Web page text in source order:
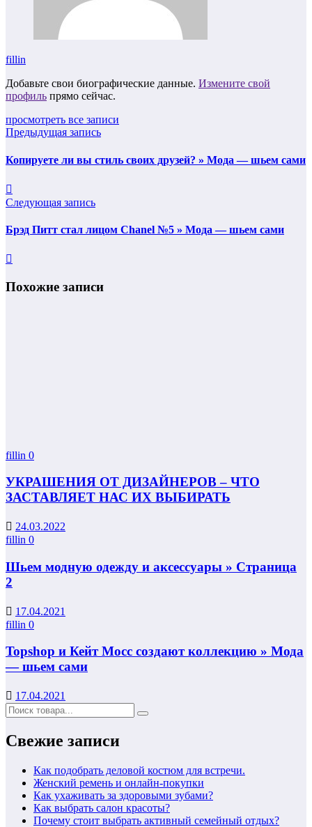
fillin
Добавьте свои биографические данные. Измените свой
профиль прямо сейчас.
просмотреть все записи
Предыдущая запись
Копируете ли вы стиль своих друзей? » Мода — шьем сами
Следующая запись
Брэд Питт стал лицом Chanel №5 » Мода — шьем сами
Похожие записи
fillin 0
УКРАШЕНИЯ ОТ ДИЗАЙНЕРОВ – ЧТО
ЗАСТАВЛЯЕТ НАС ИХ ВЫБИРАТЬ
24.03.2022
fillin 0
Шьем модную одежду и аксессуары » Страница
2
17.04.2021
fillin 0
Topshop и Кейт Мосс создают коллекцию » Мода
— шьем сами
17.04.2021
Свежие записи
Как подобрать деловой костюм для встречи.
Женский ремень и онлайн-покупки
Как ухаживать за здоровыми зубами?
Как выбрать салон красоты?
Почему стоит выбрать активный семейный отдых?